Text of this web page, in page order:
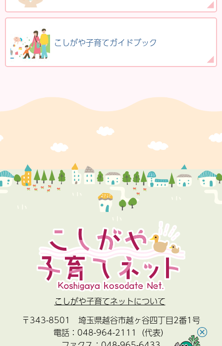
こしがや子育てガイドブック
こしがや子育てネットについて
〒343-8501 埼玉県越谷市越ヶ谷四丁目2番1号
電話：048-964-2111（代表）